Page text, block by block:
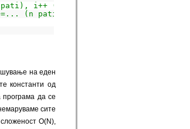
i++ (n pati)
(n pati)
на еден
константи од
да се
сите
O(N),